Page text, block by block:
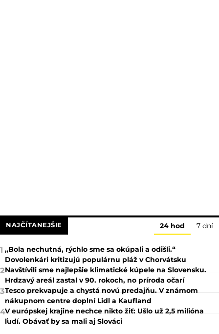
NAJČÍTANEJŠIE 24 hod 7 dní
1 „Bola nechutná, rýchlo sme sa okúpali a odišli.“
Dovolenkári kritizujú populárnu pláž v Chorvátsku
2Navštívili sme najlepšie klimatické kúpele na Slovensku.
Hrdzavý areál zastal v 90. rokoch, no príroda očarí
3Tesco prekvapuje a chystá novú predajňu. V známom
nákupnom centre doplní Lidl a Kaufland
4V európskej krajine nechce nikto žiť: Ušlo už 2,5 milióna
ľudí. Obávať by sa mali aj Slováci